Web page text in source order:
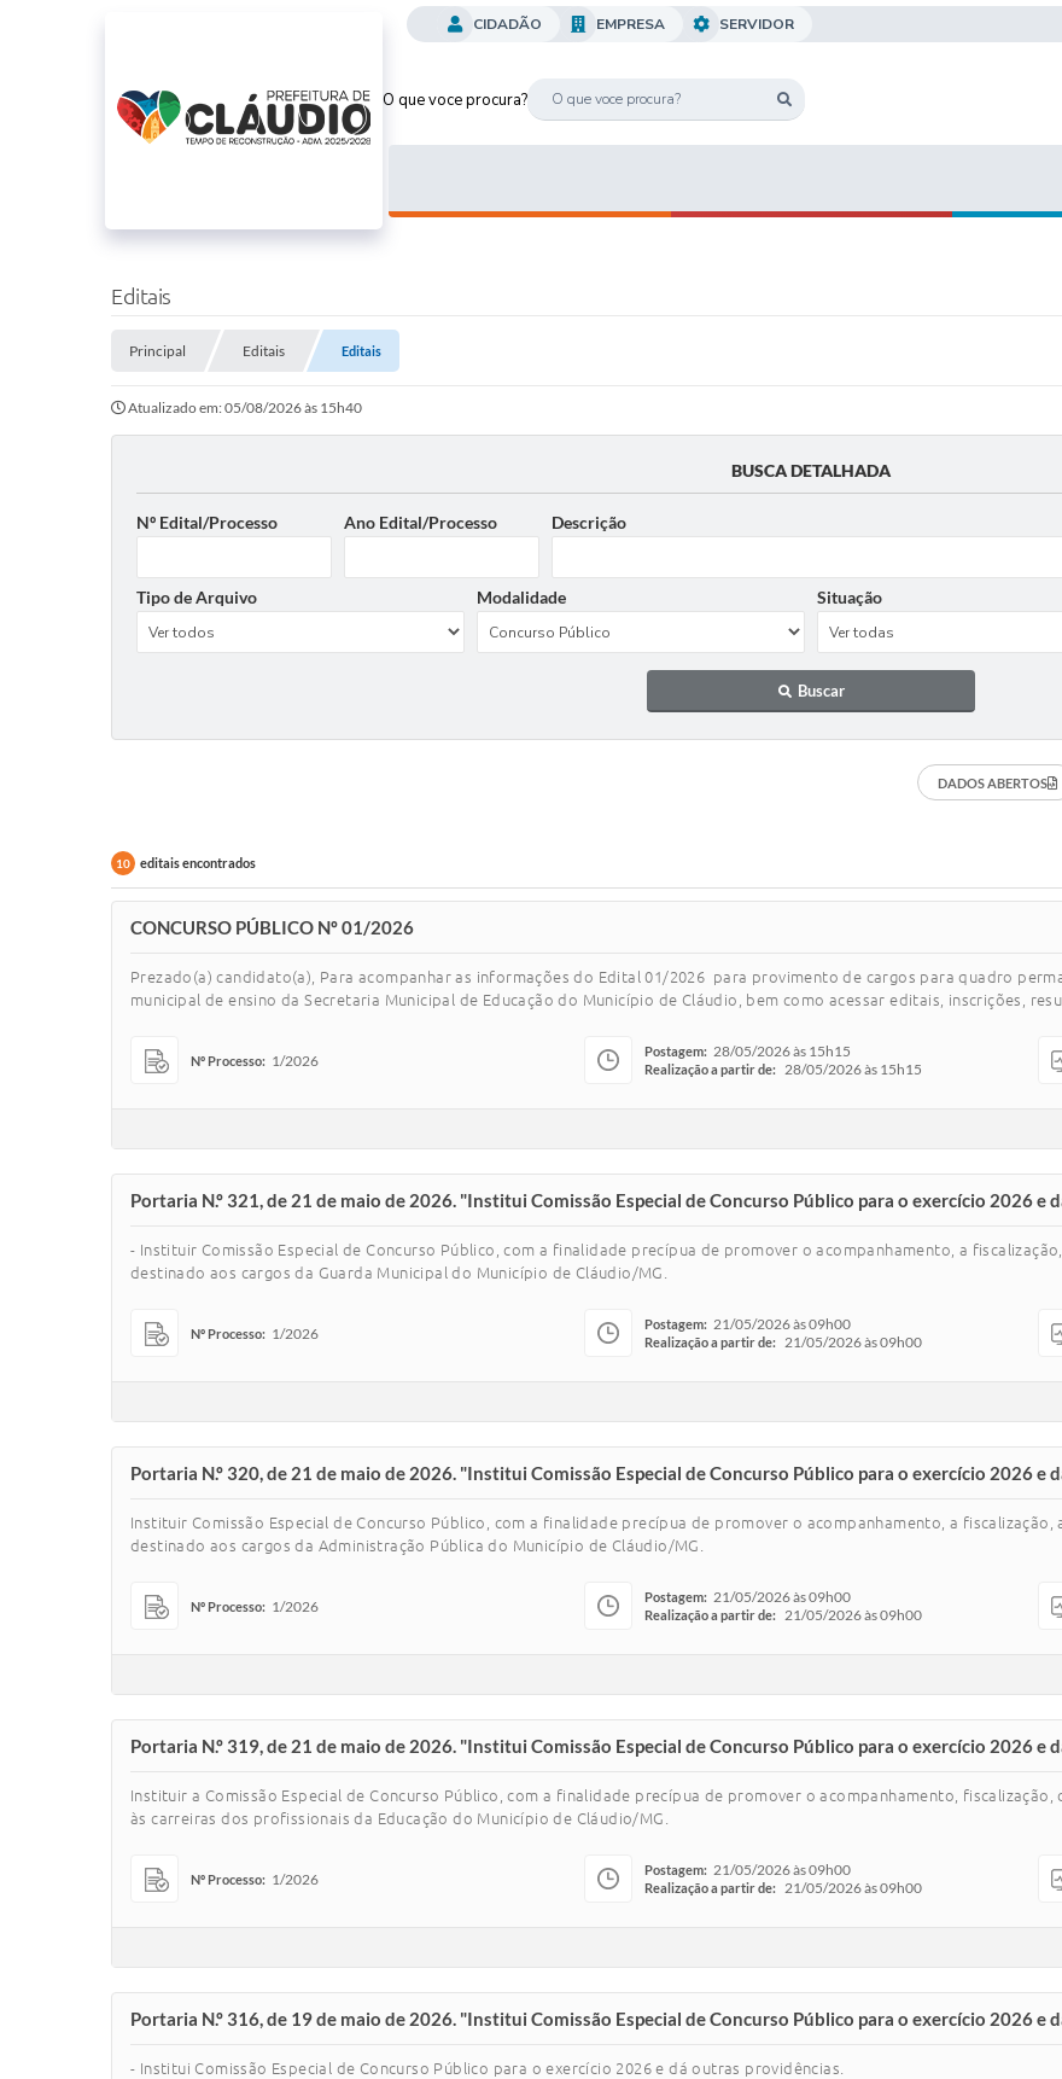
O que voce procura?
CIDADÃO EMPRESA SERVIDOR
Editais
Principal Editais Editais
Atualizado em: 05/08/2026 às 15h40
BUSCA DETALHADA
Nº Edital/Processo Ano Edital/Processo Descrição
Tipo de Arquivo Modalidade Situação
Buscar
DADOS ABERTOS
10 editais encontrados
CONCURSO PÚBLICO Nº 01/2026
Prezado(a) candidato(a), Para acompanhar as informações do Edital 01/2026 para provimento de cargos para quadro
municipal de ensino da Secretaria Municipal de Educação do Município de Cláudio, bem como acessar editais, inscrições,
Nº Processo: 1/2026 Postagem: 28/05/2026 às 15h15
Realização a partir de: 28/05/2026 às 15h15
Portaria N.º 321, de 21 de maio de 2026. "Institui Comissão Especial de Concurso Público para o exercício 2026 e
- Instituir Comissão Especial de Concurso Público, com a finalidade precípua de promover o acompanhamento, a
destinado aos cargos da Guarda Municipal do Município de Cláudio/MG.
Nº Processo: 1/2026 Postagem: 21/05/2026 às 09h00
Realização a partir de: 21/05/2026 às 09h00
Portaria N.º 320, de 21 de maio de 2026. "Institui Comissão Especial de Concurso Público para o exercício 2026 e
Instituir Comissão Especial de Concurso Público, com a finalidade precípua de promover o acompanhamento, a fiscalização,
destinado aos cargos da Administração Pública do Município de Cláudio/MG.
Nº Processo: 1/2026 Postagem: 21/05/2026 às 09h00
Realização a partir de: 21/05/2026 às 09h00
Portaria N.º 319, de 21 de maio de 2026. "Institui Comissão Especial de Concurso Público para o exercício 2026 e
Instituir a Comissão Especial de Concurso Público, com a finalidade precípua de promover o acompanhamento,
às carreiras dos profissionais da Educação do Município de Cláudio/MG.
Nº Processo: 1/2026 Postagem: 21/05/2026 às 09h00
Realização a partir de: 21/05/2026 às 09h00
Portaria N.º 316, de 19 de maio de 2026. "Institui Comissão Especial de Concurso Público para o exercício 2026 e
- Institui Comissão Especial de Concurso Público para o exercício 2026 e dá outras providências.